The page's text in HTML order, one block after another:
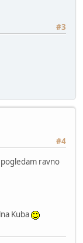
#3
#4
pogledam ravno
Kuba